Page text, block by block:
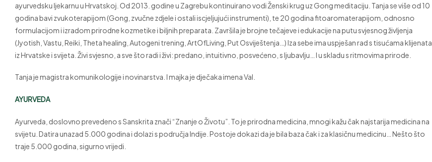
ayurvedsku ljekarnu u Hrvatskoj. Od 2013. godine u Zagrebu kontinuirano vodi Ženski krug uz Gong meditaciju. Tanja se više od 10
godina bavi zvukoterapijom (Gong, zvučne zdjele i ostali iscjeljujući instrumenti), te 20 godina fitoaromaterapijom, odnosno
formulacijom i izradom prirodne kozmetike i biljnih preparata. Završila je brojne tečajeve i edukacije na putu svjesnog življenja
(Jyotish, Vastu, Reiki, Theta healing, Autogeni trening, ArtOfLiving, Put Osviještenja…) Iza sebe ima uspješan rad s tisućama klijenata
iz Hrvatske i svijeta. Živi svjesno, a sve što radi i živi: predano, intuitivno, posvećeno, s ljubavlju… I u skladu s ritmovima prirode.
Tanja je magistra komunikologije i novinarstva. I majka je dječaka imena Val.
AYURVEDA
Ayurveda, doslovno prevedeno s Sanskrita znači “Znanje o Životu”. To je prirodna medicina, mnogi kažu čak najstarija medicina na
svijetu. Datira unazad 5.000 godina i dolazi s područja Indije. Postoje dokazi da je bila baza čak i za klasičnu medicinu… Nešto što
traje 5.000 godina, sigurno vrijedi.